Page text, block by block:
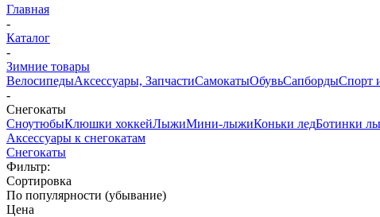
Главная
-
Каталог
-
Зимние товары
ВелосипедыАксессуары, ЗапчастиСамокатыОбувьСапбордыСпорт
-
Снегокаты
СноутюбыКлюшки хоккейЛыжиМини-лыжиКоньки ледБотинки
Аксессуары к снегокатам
Снегокаты
Фильтр:
Сортировка
По популярности (убывание)
Цена